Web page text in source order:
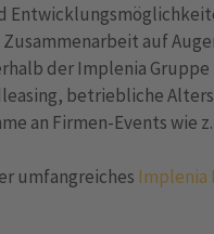
auf
der Implenia Gruppe
betriebliche
an Firmen-Events wie
umfangreiches Implenia